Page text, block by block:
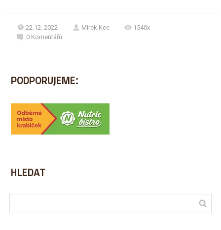
22.12. 2022 Mirek Kec
1540x
0 Komentářů
PODPORUJEME:
HLEDAT